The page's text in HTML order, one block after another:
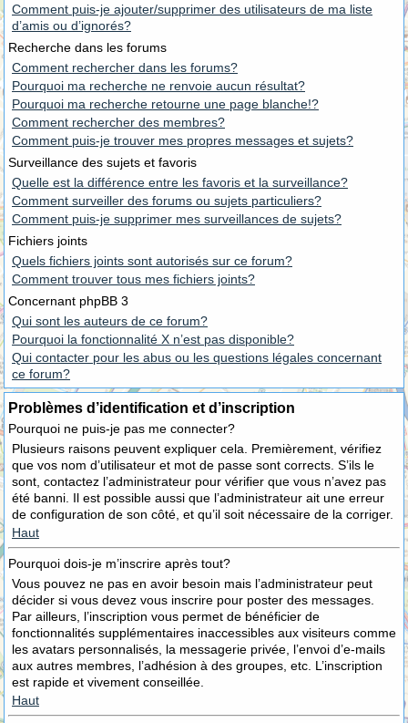
Comment puis-je ajouter/supprimer des utilisateurs de ma liste
d’amis ou d’ignorés?
Recherche dans les forums
Comment rechercher dans les forums?
Pourquoi ma recherche ne renvoie aucun résultat?
Pourquoi ma recherche retourne une page blanche!?
Comment rechercher des membres?
Comment puis-je trouver mes propres messages et sujets?
Surveillance des sujets et favoris
Quelle est la différence entre les favoris et la surveillance?
Comment surveiller des forums ou sujets particuliers?
Comment puis-je supprimer mes surveillances de sujets?
Fichiers joints
Quels fichiers joints sont autorisés sur ce forum?
Comment trouver tous mes fichiers joints?
Concernant phpBB 3
Qui sont les auteurs de ce forum?
Pourquoi la fonctionnalité X n’est pas disponible?
Qui contacter pour les abus ou les questions légales concernant
ce forum?
Problèmes d’identification et d’inscription
Pourquoi ne puis-je pas me connecter?
Plusieurs raisons peuvent expliquer cela. Premièrement, vérifiez
que vos nom d’utilisateur et mot de passe sont corrects. S’ils le
sont, contactez l’administrateur pour vérifier que vous n’avez pas
été banni. Il est possible aussi que l’administrateur ait une erreur
de configuration de son côté, et qu’il soit nécessaire de la corriger.
Haut
Pourquoi dois-je m’inscrire après tout?
Vous pouvez ne pas en avoir besoin mais l’administrateur peut
décider si vous devez vous inscrire pour poster des messages.
Par ailleurs, l’inscription vous permet de bénéficier de
fonctionnalités supplémentaires inaccessibles aux visiteurs comme
les avatars personnalisés, la messagerie privée, l’envoi d’e-mails
aux autres membres, l’adhésion à des groupes, etc. L’inscription
est rapide et vivement conseillée.
Haut